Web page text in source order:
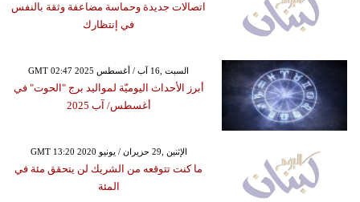
اتصالات جديدة وحماسة مضاعفة وثقة بالنفس
في إنتظارك
GMT 02:47 2025 السبت ,16 آب / أغسطس
أبرز الأحداث اليوميّة لمواليد برج "الحوت" في
أغسطس/ آب 2025
GMT 13:20 2020 الإثنين ,29 حزيران / يونيو
ما كنت تتوقعه من الشريك لن يتحقق مئة في
المئة